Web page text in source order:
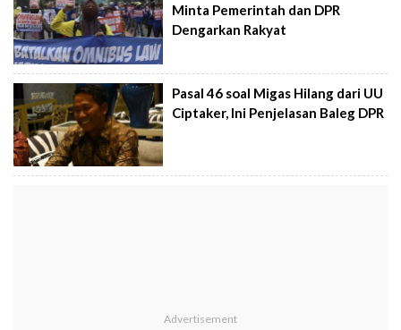
Minta Pemerintah dan DPR
Dengarkan Rakyat
Pasal 46 soal Migas Hilang dari UU
Ciptaker, Ini Penjelasan Baleg DPR